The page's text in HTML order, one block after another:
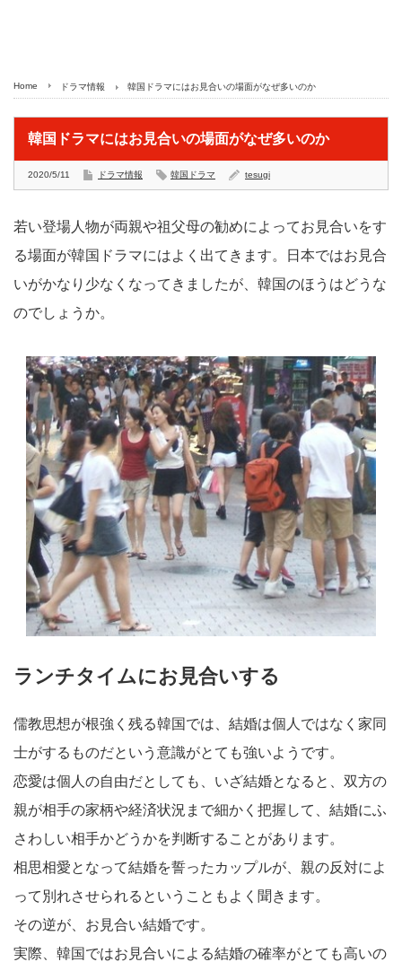
Home ドラマ情報 韓国ドラマにはお見合いの場面がなぜ多いのか
韓国ドラマにはお見合いの場面がなぜ多いのか
2020/5/11 ドラマ情報 韓国ドラマ tesugi
若い登場人物が両親や祖父母の勧めによってお見合いをす
る場面が韓国ドラマにはよく出てきます。日本ではお見合
いがかなり少なくなってきましたが、韓国のほうはどうな
のでしょうか。
ランチタイムにお見合いする
儒教思想が根強く残る韓国では、結婚は個人ではなく家同
士がするものだという意識がとても強いようです。
恋愛は個人の自由だとしても、いざ結婚となると、双方の
親が相手の家柄や経済状況まで細かく把握して、結婚にふ
さわしい相手かどうかを判断することがあります。
相思相愛となって結婚を誓ったカップルが、親の反対によ
って別れさせられるということもよく聞きます。
その逆が、お見合い結婚です。
実際、韓国ではお見合いによる結婚の確率がとても高いの